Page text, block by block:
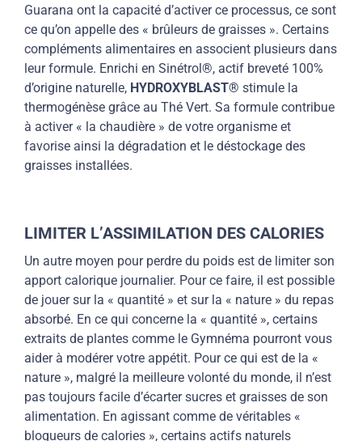
Guarana ont la capacité d’activer ce processus, ce sont
ce qu’on appelle des « brûleurs de graisses ». Certains
compléments alimentaires en associent plusieurs dans
leur formule. Enrichi en Sinétrol®, actif breveté 100%
d’origine naturelle, HYDROXYBLAST® stimule la
thermogénèse grâce au Thé Vert. Sa formule contribue
à activer « la chaudière » de votre organisme et
favorise ainsi la dégradation et le déstockage des
graisses installées.
LIMITER L’ASSIMILATION DES CALORIES
Un autre moyen pour perdre du poids est de limiter son
apport calorique journalier. Pour ce faire, il est possible
de jouer sur la « quantité » et sur la « nature » du repas
absorbé. En ce qui concerne la « quantité », certains
extraits de plantes comme le Gymnéma pourront vous
aider à modérer votre appétit. Pour ce qui est de la «
nature », malgré la meilleure volonté du monde, il n’est
pas toujours facile d’écarter sucres et graisses de son
alimentation. En agissant comme de véritables «
bloqueurs de calories », certains actifs naturels